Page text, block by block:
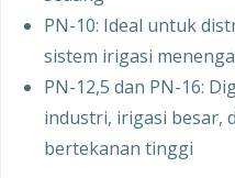
PN-10: Ideal untuk
sistem irigasi
PN-12,5 dan PN-16:
industri, irigasi besar,
bertekanan tinggi